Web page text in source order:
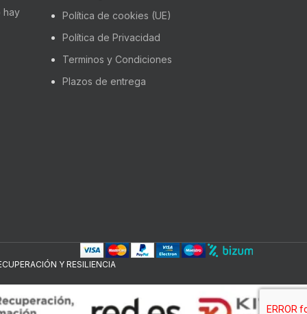
hay
Política de cookies (UE)
Política de Privacidad
Terminos y Condiciones
Plazos de entrega
Y RESILIENCIA